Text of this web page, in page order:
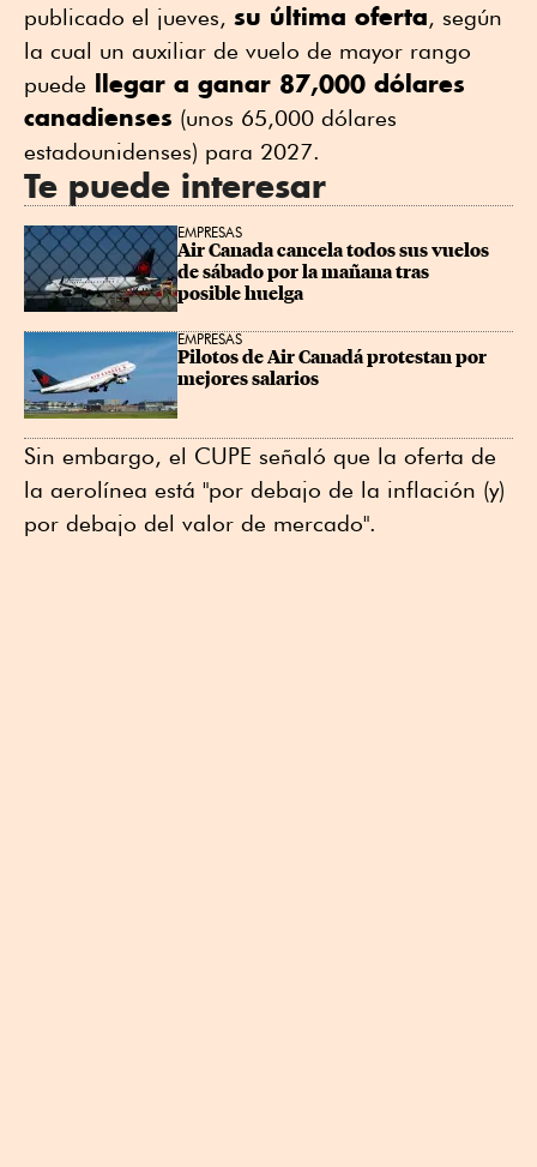
publicado el jueves, su última oferta, según
la cual un auxiliar de vuelo de mayor rango
puede
llegar a ganar 87,000 dólares
canadienses (unos 65,000 dólares
estadounidenses) para 2027.
Te puede interesar
EMPRESAS
Air Canada cancela todos sus vuelos
de sábado por la mañana tras
posible huelga
EMPRESAS
Pilotos de Air Canadá protestan por
mejores salarios
Sin embargo, el CUPE señaló que la oferta de
la aerolínea está "por debajo de la inflación (y)
por debajo del valor de mercado".